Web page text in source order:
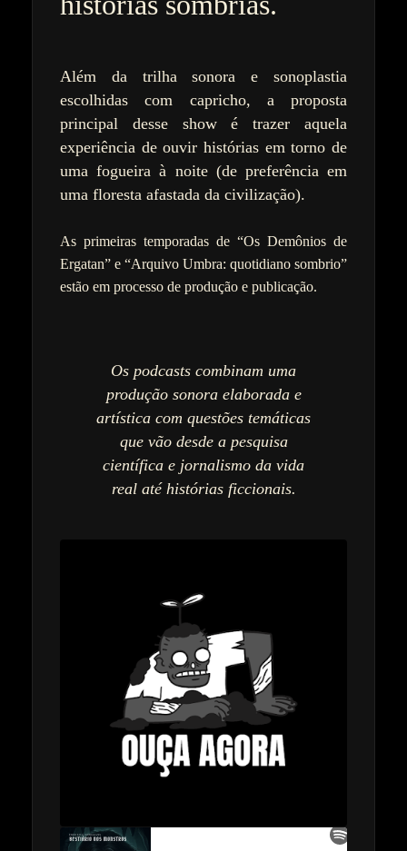
Além da trilha sonora e sonoplastia
escolhidas com capricho, a proposta
principal desse show é trazer aquela
experiência de ouvir histórias em torno de
uma fogueira à noite (de preferência em
uma floresta afastada da civilização).
As primeiras temporadas de “Os Demônios de
Ergatan” e “Arquivo Umbra: quotidiano sombrio”
estão em processo de produção e publicação.
Os podcasts combinam uma
produção sonora elaborada e
artística com questões temáticas
que vão desde a pesquisa
científica e jornalismo da vida
real até histórias ficcionais.